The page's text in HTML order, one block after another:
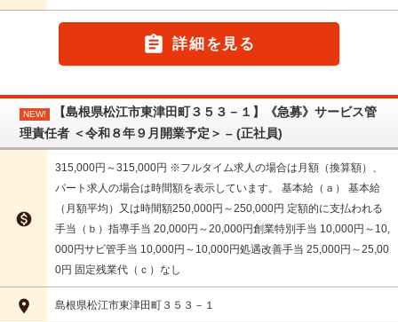
 詳細を見る
NEW!
【島根県松江市東津田町３５３－１】《急募》サービス管
理責任者 ＜令和８年９月開業予定＞ – (正社員)

315,000円～315,000円 ※フルタイム求人の場合は月額（換算額）、
パート求人の場合は時間額を表示しています。 基本給（ａ） 基本給
（月額平均）又は時間額250,000円～250,000円 定額的に支払われる
手当（ｂ）指導手当 20,000円～20,000円創業特別手当 10,000円～10,
000円サビ管手当 10,000円～10,000円処遇改善手当 25,000円～25,00
0円 固定残業代（ｃ）なし
 島根県松江市東津田町３５３－１